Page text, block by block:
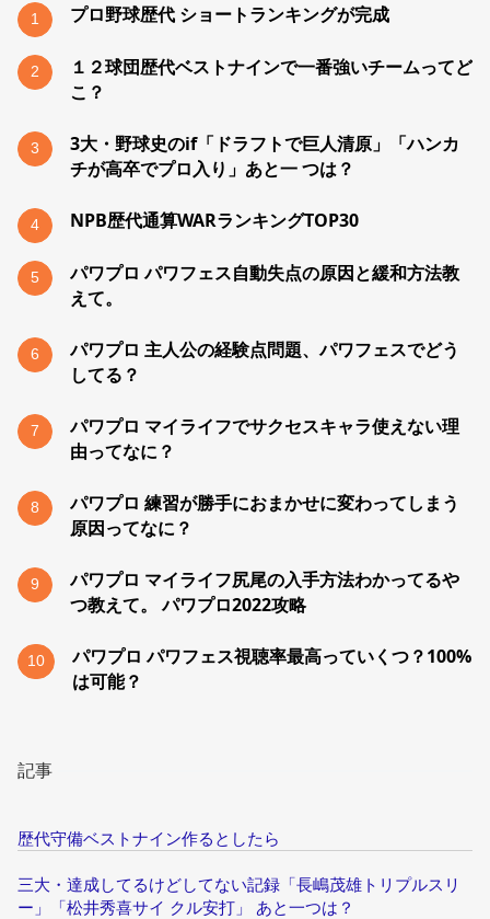
1 プロ野球歴代 ショートランキングが完成
2
１２球団歴代ベストナインで一番強いチームってど
こ？
3
3大・野球史のif「ドラフトで巨人清原」「ハンカ
チが高卒でプロ入り」あと一 つは？
4 NPB歴代通算WARランキングTOP30
5
パワプロ パワフェス自動失点の原因と緩和方法教
えて。
6
パワプロ 主人公の経験点問題、パワフェスでどう
してる？
7
パワプロ マイライフでサクセスキャラ使えない理
由ってなに？
8
パワプロ 練習が勝手におまかせに変わってしまう
原因ってなに？
9
パワプロ マイライフ尻尾の入手方法わかってるや
つ教えて。 パワプロ2022攻略
10
パワプロ パワフェス視聴率最高っていくつ？100%
は可能？
記事
歴代守備ベストナイン作るとしたら
三大・達成してるけどしてない記録「長嶋茂雄トリプルスリ
ー」「松井秀喜サイ クル安打」 あと一つは？